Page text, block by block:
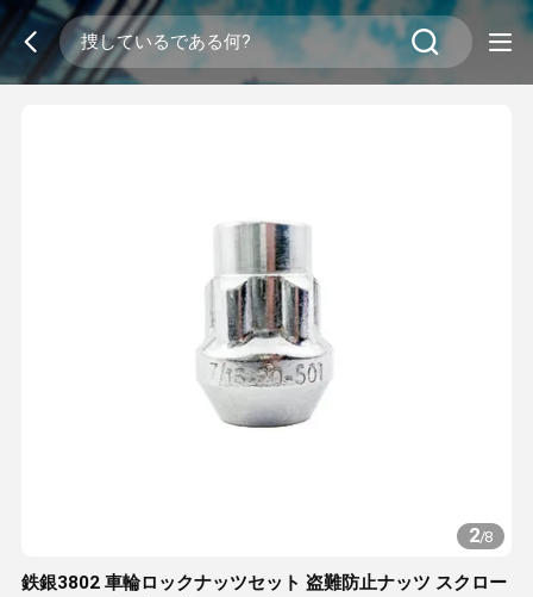
2/8
鉄銀3802 車輪ロックナッツセット 盗難防止ナッツ スクロー